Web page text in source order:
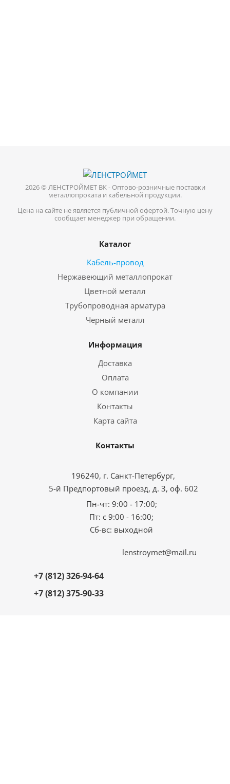
2026 © ЛЕНСТРОЙМЕТ ВК - Оптово-розничные поставки
металлопроката и кабельной продукции.
Цена на сайте не является публичной офертой. Точную цену
сообщает менеджер при обращении.
Каталог
Кабель-провод
Нержавеющий металлопрокат
Цветной металл
Трубопроводная арматура
Черный металл
Информация
Доставка
Оплата
О компании
Контакты
Карта сайта
Контакты
196240, г. Санкт-Петербург,
5-й Предпортовый проезд, д. 3, оф. 602
Пн-чт: 9:00 - 17:00;
Пт: с 9:00 - 16:00;
Сб-вс: выходной
+7 (812) 326-94-64
+7 (812) 375-90-33
lenstroymet@mail.ru